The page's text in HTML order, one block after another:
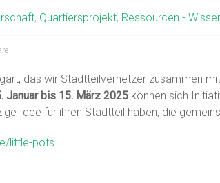
, Quartiersprojekt, Ressourcen -
das wir Stadtteilvernetzer zusammen
Januar bis 15. März 2025 können sich
Idee für ihren Stadtteil haben, die
little-pots